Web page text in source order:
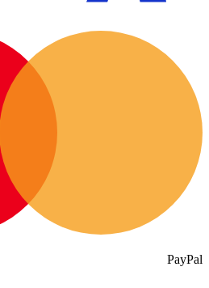
PayPal